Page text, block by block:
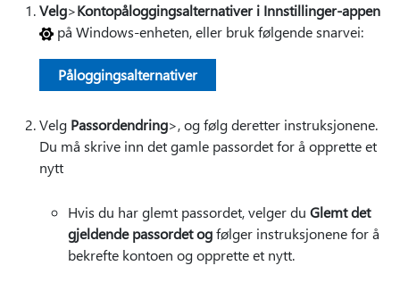
Velg>Kontopåloggingsalternativer i Innstillinger-appen
på Windows-enheten, eller bruk følgende snarvei:
Påloggingsalternativer
Velg Passordendring>, og følg deretter instruksjonene.
Du må skrive inn det gamle passordet for å opprette et
nytt
Hvis du har glemt passordet, velger du Glemt det
gjeldende passordet ogfølger instruksjonene for å
bekrefte kontoen og opprette et nytt.